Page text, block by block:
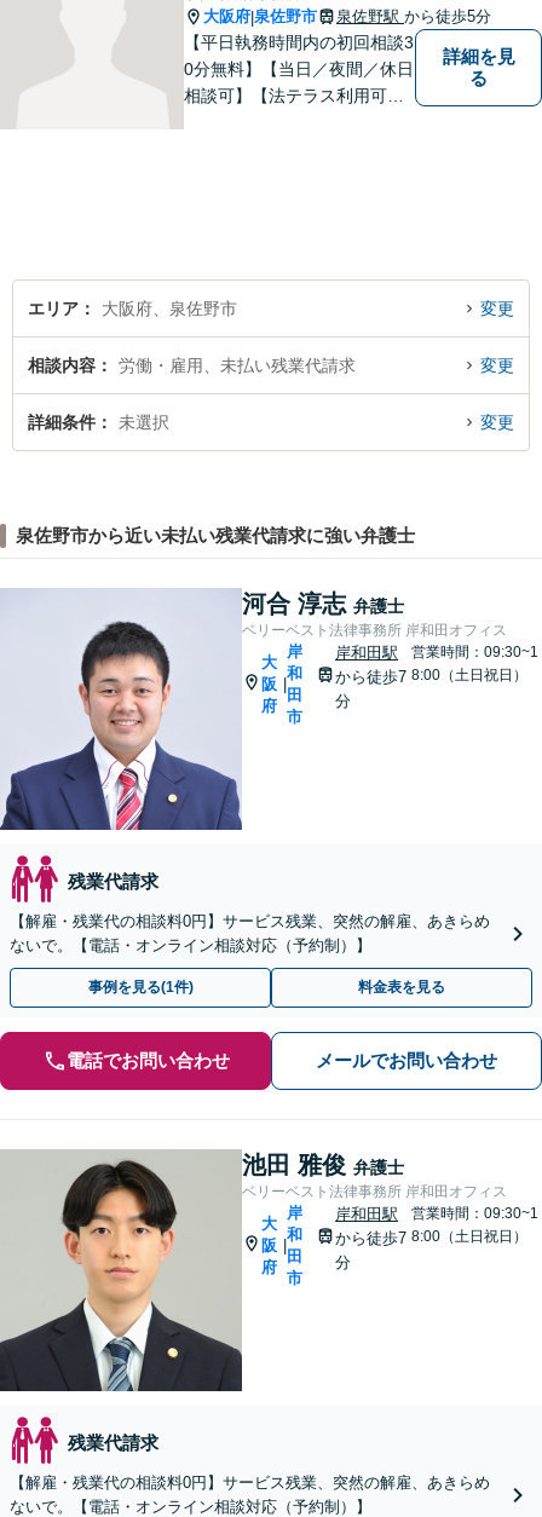
大阪府|泉佐野市 泉佐野駅 から徒歩5分
【平日執務時間内の初回相談3
0分無料】【当日／夜間／休日
相談可】【法テラス利用可】
詳細を見
る
エリア 大阪府、泉佐野市 変更
相談内容 労働・雇用、未払い残業代請求 変更
詳細条件 未選択 変更
泉佐野市から近い未払い残業代請求に強い弁護士
河合 淳志 弁護士
ベリーベスト法律事務所 岸和田オフィス
大
阪
府
岸
和
田
市
岸和田駅
から徒歩7
分
営業時間：09:30~1
8:00（土日祝日）
残業代請求
【解雇・残業代の相談料0円】サービス残業、突然の解雇、あきらめ
ないで。【電話・オンライン相談対応（予約制）】
事例を見る(1件) 料金表を見る
電話でお問い合わせ メールでお問い合わせ
池田 雅俊 弁護士
ベリーベスト法律事務所 岸和田オフィス
大
阪
府
岸
和
田
市
岸和田駅
から徒歩7
分
営業時間：09:30~1
8:00（土日祝日）
残業代請求
【解雇・残業代の相談料0円】サービス残業、突然の解雇、あきらめ
ないで。【電話・オンライン相談対応（予約制）】